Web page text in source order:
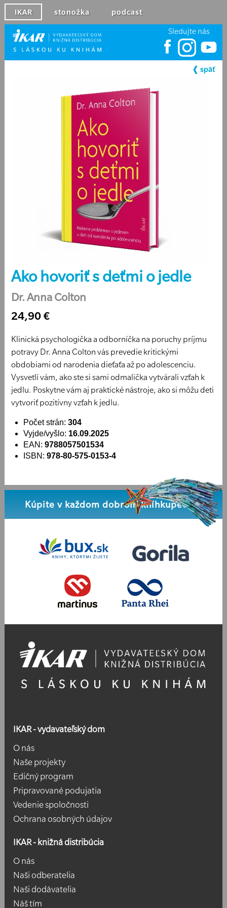
IKAR stonožka podcast
Sledujte nás
Ako hovoriť s deťmi o jedle
Dr. Anna Colton
24,90 €
Klinická psychologička a odborníčka na poruchy príjmu
potravy Dr. Anna Colton vás prevedie kritickými
obdobiami od narodenia dieťaťa až po adolescenciu.
Vysvetlí vám, ako ste si sami odmalička vytvárali vzťah k
jedlu. Poskytne vám aj praktické nástroje, ako si môžu deti
vytvoriť pozitívny vzťah k jedlu.
Počet strán: 304
Vyjde/vyšlo: 16.09.2025
EAN: 9788057501534
ISBN: 978-80-575-0153-4
❰ späť
Kúpite v každom dobrom kníhkupectve
IKAR - vydavateľský dom
O nás
Naše projekty
Edičný program
Pripravované podujatia
Vedenie spoločnosti
Ochrana osobných údajov
IKAR - knižná distribúcia
O nás
Naši odberatelia
Naši dodávatelia
Náš tím